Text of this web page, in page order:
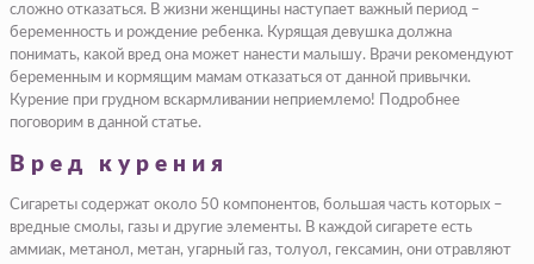
сложно отказаться. В жизни женщины наступает важный период –
беременность и рождение ребенка. Курящая девушка должна
понимать, какой вред она может нанести малышу. Врачи рекомендуют
беременным и кормящим мамам отказаться от данной привычки.
Курение при грудном вскармливании неприемлемо! Подробнее
поговорим в данной статье.
Вред курения
Сигареты содержат около 50 компонентов, большая часть которых –
вредные смолы, газы и другие элементы. В каждой сигарете есть
аммиак, метанол, метан, угарный газ, толуол, гексамин, они отравляют